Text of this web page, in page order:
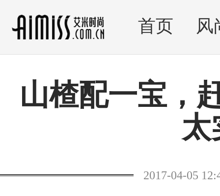
首页 风
山楂配一宝，
太
2017-04-05